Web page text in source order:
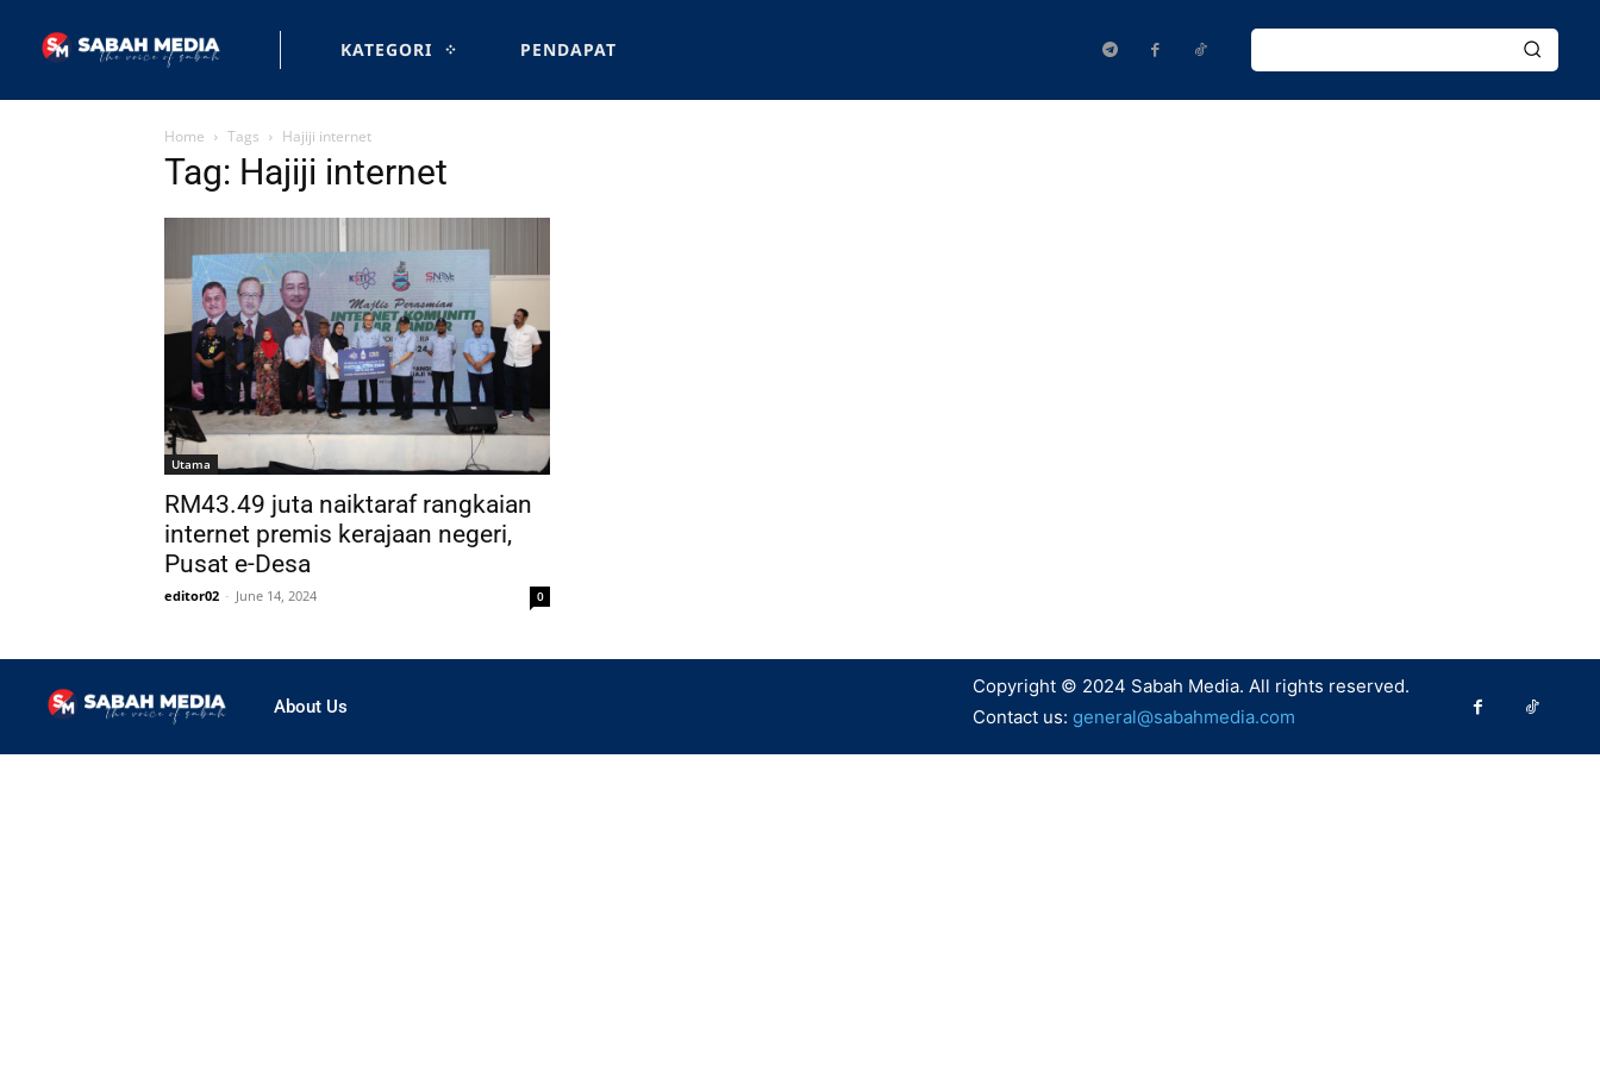
KATEGORI PENDAPAT
Home Tags Hajiji internet
Tag: Hajiji internet
Utama
RM43.49 juta naiktaraf rangkaian
internet premis kerajaan negeri,
Pusat e-Desa
editor02 - June 14, 2024 0
About Us
Copyright © 2024 Sabah Media. All rights reserved.
Contact us: general@sabahmedia.com